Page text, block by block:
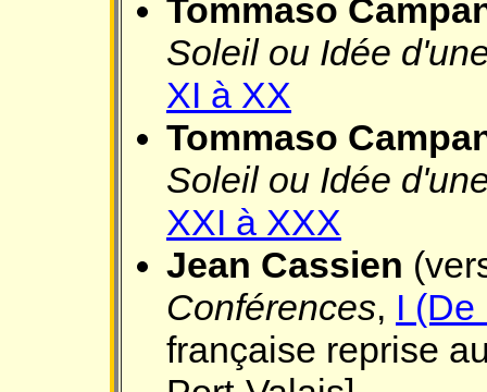
Tommaso
Soleil ou Idée
XI à XX
Tommaso
Soleil ou Idée
XXI à XXX
Jean Cassien
Conférences, I
française reprise